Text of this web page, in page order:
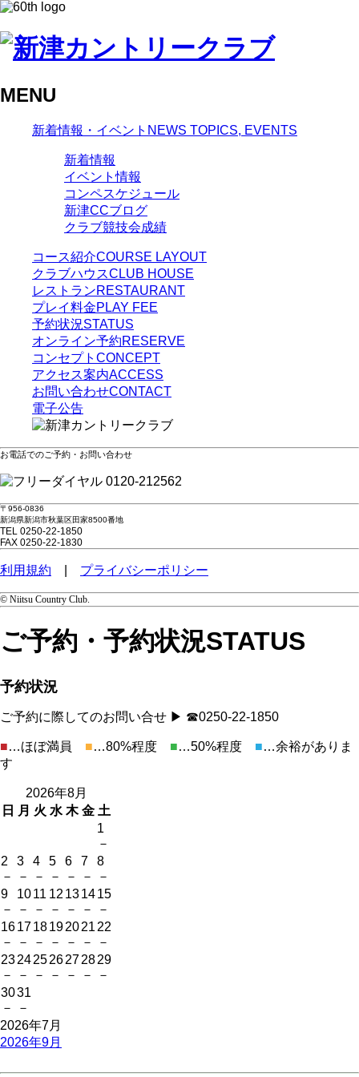
MENU
新着情報・イベント NEWS TOPICS, EVENTS
新着情報
イベント情報
コンペスケジュール
新津CCブログ
クラブ競技会成績
コース紹介COURSE LAYOUT
クラブハウスCLUB HOUSE
レストランRESTAURANT
プレイ料金PLAY FEE
予約状況STATUS
オンライン予約RESERVE
コンセプト CONCEPT
アクセス案内ACCESS
お問い合わせCONTACT
電子公告
お電話でのご予約・お問い合わせ
0120-212562
〒956-0836
新潟県新潟市秋葉区田家8500番地
TEL 0250-22-1850
FAX 0250-22-1830
利用規約 プライバシーポリシー
© Niitsu Country Club.
ご予約・予約状況STATUS
予約状況
ご予約に際してのお問い合せ ▶ ☎0250-22-1850
■…ほぼ満員 ■…80%程度 ■…50%程度 ■…余裕がありま
す
2026年8月
日
月 火 水 木 金 土
1
－
2
－
3
－
4
－
5
－
6
－
7
－
8
－
9
－
10
－
11
－
12
－
13
－
14
－
15
－
16
－
17
－
18
－
19
－
20
－
21
－
22
－
23
－
24
－
25
－
26
－
27
－
28
－
29
－
30
－
31
－
2026年7月
2026年9月